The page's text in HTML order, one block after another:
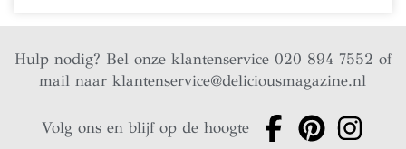
Hulp nodig? Bel onze klantenservice 020 894 7552 of
mail naarklantenservice@deliciousmagazine.nl
Volg ons en blijf op de hoogte